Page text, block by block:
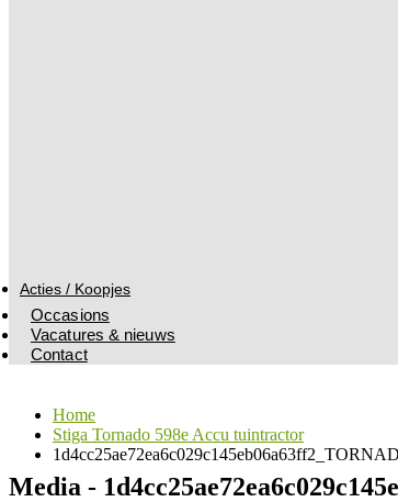
Acties / Koopjes
Occasions
Vacatures & nieuws
Contact
Home
Stiga Tornado 598e Accu tuintractor
Media -